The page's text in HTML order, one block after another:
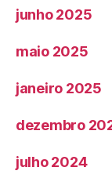
junho 2025
maio 2025
janeiro 2025
dezembro
julho 2024